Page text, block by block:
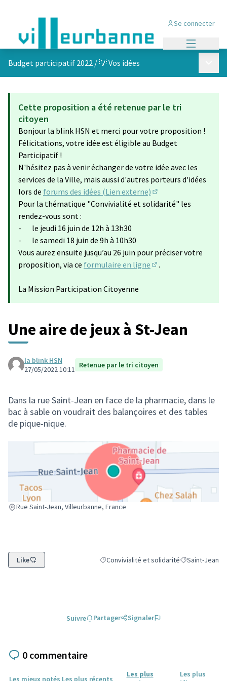
Se connecter
Budget participatif 2022 /💡 Vos idées
Cette proposition a été retenue par le tri
citoyen
Bonjour la blink HSN et merci pour votre proposition !
Félicitations, votre idée est éligible au Budget
Participatif !
N'hésitez pas à venir échanger de votre idée avec les
services de la Ville, mais aussi d'autres porteurs d'idées
lors de forums des idées (Lien externe)
(S'ouvre dans un
Pour la thématique "Convivialité et solidarité" les
rendez-vous sont :
- le jeudi 16 juin de 12h à 13h30
- le samedi 18 juin de 9h à 10h30
Vous aurez ensuite jusqu’au 26 juin pour préciser votre
proposition, via ce formulaire en ligne
.
La Mission Participation Citoyenne
Une aire de jeux à St-Jean
la blink HSN
27/05/2022 10:11 Retenue par le tri citoyen
Dans la rue Saint-Jean en face de la pharmacie, dans le
bac à sable on voudrait des balançoires et des tables
de pique-nique.
Rue Saint-Jean, Villeurbanne, France
(Lien externe)
Like Filtrer les résultats de la catégorie :
Convivialité et solidaritéFiltrer les
Saint-Jean
Suivre Partager Signaler
0 commentaire
Les mieux notés Les plus récents
Les plus
Les plus